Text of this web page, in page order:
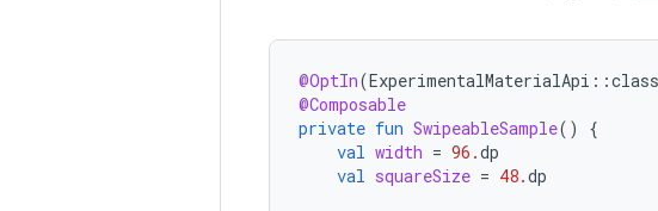
@OptIn(ExperimentalMaterialApi ::class
@Composable
private fun SwipeableSample()
{
val width = 96.dp
val squareSize = 48.dp